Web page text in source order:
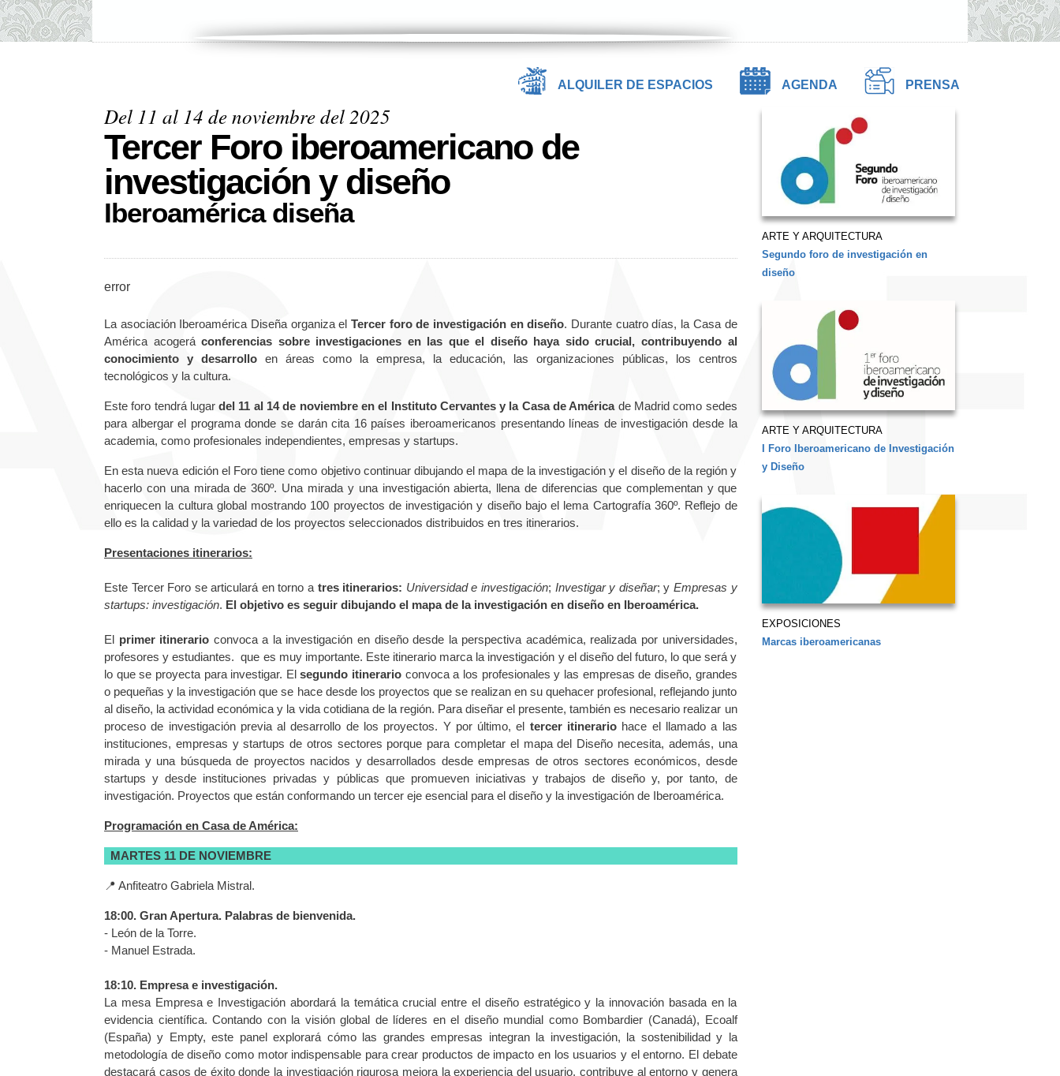
ALQUILER DE ESPACIOS AGENDA PRENSA
Del 11 al 14 de noviembre del 2025
Tercer Foro iberoamericano de
investigación y diseño
Iberoamérica diseña
error
La asociación Iberoamérica Diseña organiza elTercer foro de investigación en diseño. Durante cuatro días, la Casa de
América acogeráconferencias sobre investigaciones en las que el diseño haya sido crucial, contribuyendo al
conocimiento y desarrolloen áreas como la empresa, la educación, las organizaciones públicas, los centros
tecnológicos y la cultura.
Este foro tendrá lugardel 11 al 14 de noviembre en el Instituto Cervantes y la Casa de Américade Madrid como sedes
para albergar el programa donde se darán cita 16 países iberoamericanos presentando líneas de investigación desde la
academia, como profesionales independientes, empresas y startups.
En esta nueva edición el Foro tiene como objetivo continuar dibujando el mapa de la investigación y el diseño de la región y
hacerlo con una mirada de 360º. Una mirada y una investigación abierta, llena de diferencias que complementan y que
enriquecen la cultura global mostrando 100 proyectos de investigación y diseño bajo el lema Cartografía 360º. Reflejo de
ello es la calidad y la variedad de los proyectos seleccionados distribuidos en tres itinerarios.
Presentaciones itinerarios:
Este Tercer Foro se articulará en torno a tres itinerarios: Universidad e investigación; Investigar y diseñar; y Empresas y
startups: investigación. El objetivo es seguir dibujando el mapa de la investigación en diseño en Iberoamérica.
El primer itinerario convoca a la investigación en diseño desde la perspectiva académica, realizada por universidades,
profesores y estudiantes. que es muy importante. Este itinerario marca la investigación y el diseño del futuro, lo que será y
lo que se proyecta para investigar. Elsegundo itinerario convoca a los profesionales y las empresas de diseño, grandes
o pequeñas y la investigación que se hace desde los proyectos que se realizan en su quehacer profesional, reflejando junto
al diseño, la actividad económica y la vida cotidiana de la región. Para diseñar el presente, también es necesario realizar un
proceso de investigación previa al desarrollo de los proyectos. Y por último, el tercer itinerario hace el llamado a las
instituciones, empresas y startups de otros sectores porque para completar el mapa del Diseño necesita, además, una
mirada y una búsqueda de proyectos nacidos y desarrollados desde empresas de otros sectores económicos, desde
startups y desde instituciones privadas y públicas que promueven iniciativas y trabajos de diseño y, por tanto, de
investigación. Proyectos que están conformando un tercer eje esencial para el diseño y la investigación de Iberoamérica.
Programación en Casa de América:
MARTES 11 DE NOVIEMBRE
📍 Anfiteatro Gabriela Mistral.
18:00. Gran Apertura. Palabras de bienvenida.
- León de la Torre.
- Manuel Estrada.
18:10. Empresa e investigación.
La mesa Empresa e Investigación abordará la temática crucial entre el diseño estratégico y la innovación basada en la
evidencia científica. Contando con la visión global de líderes en el diseño mundial como Bombardier (Canadá), Ecoalf
(España) y Empty, este panel explorará cómo las grandes empresas integran la investigación, la sostenibilidad y la
metodología de diseño como motor indispensable para crear productos de impacto en los usuarios y el entorno. El debate
destacará casos de éxito donde la investigación rigurosa mejora la experiencia del usuario, contribuye al entorno y genera
ARTE Y ARQUITECTURA
Segundo foro de investigación en
diseño
ARTE Y ARQUITECTURA
I Foro Iberoamericano de Investigación
y Diseño
EXPOSICIONES
Marcas iberoamericanas